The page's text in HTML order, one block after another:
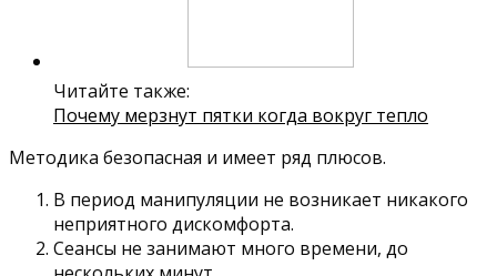
Читайте также:
Почему мерзнут пятки когда вокруг тепло
Методика безопасная и имеет ряд плюсов.
В период манипуляции не возникает никакого
неприятного дискомфорта.
Сеансы не занимают много времени, до